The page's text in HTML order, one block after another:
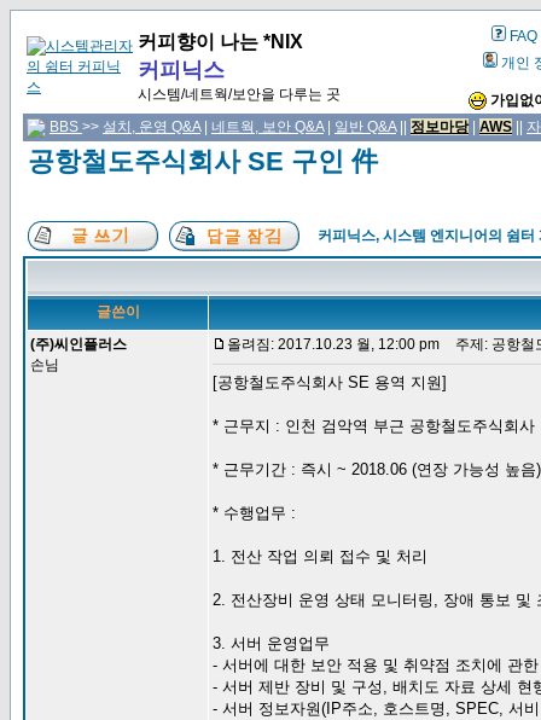
커피향이 나는 *NIX
커피닉스
시스템/네트웍/보안을 다루는 곳
FAQ
개인
가입없
BBS >> 설치, 운영 Q&A| 네트웍, 보안 Q&A| 일반 Q&A|| 정보마당| AWS
공항철도주식회사 SE 구인 件
커피닉스, 시스템 엔지니어의 쉼터
글쓴이
(주)씨인플러스
손님
올려짐: 2017.10.23 월, 12:00 pm 주제: 공항철
[공항철도주식회사 SE 용역 지원]
* 근무지 : 인천 검악역 부근 공항철도주식회사
* 근무기간 : 즉시 ~ 2018.06 (연장 가능성 높음)
* 수행업무 :
1. 전산 작업 의뢰 접수 및 처리
2. 전산장비 운영 상태 모니터링, 장애 통보 및
3. 서버 운영업무
- 서버에 대한 보안 적용 및 취약점 조치에 관
- 서버 제반 장비 및 구성, 배치도 자료 상세 현
- 서버 정보자원(IP주소, 호스트명, SPEC, 서